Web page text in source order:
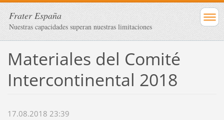
Frater España
Nuestras capacidades superan nuestras limitaciones
Materiales del Comité
Intercontinental 2018
17.08.2018 23:39